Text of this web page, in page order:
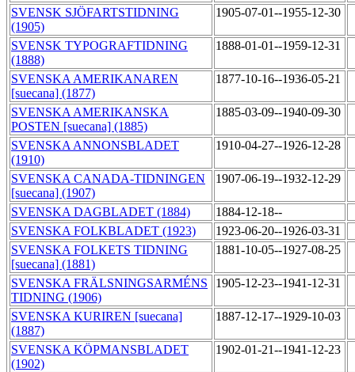
SVENSK SJÖFARTSTIDNING
(1905)
1905-07-01--1955-12-30
SVENSK TYPOGRAFTIDNING
(1888)
1888-01-01--1959-12-31
SVENSKA AMERIKANAREN
[suecana] (1877)
1877-10-16--1936-05-21
SVENSKA AMERIKANSKA
POSTEN [suecana] (1885)
1885-03-09--1940-09-30
SVENSKA ANNONSBLADET
(1910)
1910-04-27--1926-12-28
SVENSKA CANADA-TIDNINGEN
[suecana] (1907)
1907-06-19--1932-12-29
SVENSKA DAGBLADET (1884)
1884-12-18--
SVENSKA FOLKBLADET (1923)
1923-06-20--1926-03-31
SVENSKA FOLKETS TIDNING
[suecana] (1881)
1881-10-05--1927-08-25
SVENSKA FRÄLSNINGSARMÉNS
TIDNING (1906)
1905-12-23--1941-12-31
SVENSKA KURIREN [suecana]
(1887)
1887-12-17--1929-10-03
SVENSKA KÖPMANSBLADET
(1902)
1902-01-21--1941-12-23